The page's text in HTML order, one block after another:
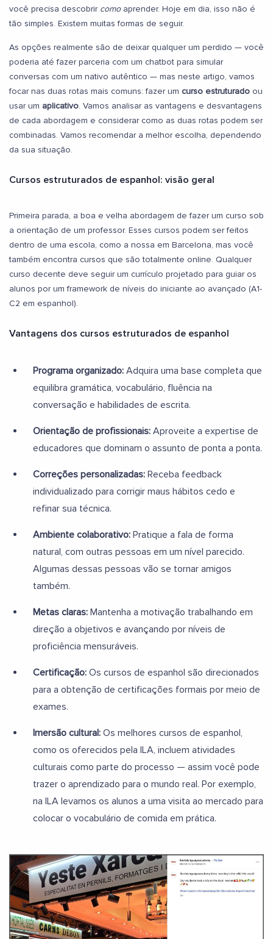
você precisa descobrir como aprender. Hoje em dia, isso não é
tão simples. Existem muitas formas de seguir.
As opções realmente são de deixar qualquer um perdido — você
poderia até fazer parceria com um chatbot para simular
conversas com um nativo autêntico — mas neste artigo, vamos
focar nas duas rotas mais comuns: fazer um curso estruturado ou
usar um aplicativo. Vamos analisar as vantagens e desvantagens
de cada abordagem e considerar como as duas rotas podem ser
combinadas. Vamos recomendar a melhor escolha, dependendo
da sua situação.
Cursos estruturados de espanhol: visão geral
Primeira parada, a boa e velha abordagem de fazer um curso sob
a orientação de um professor. Esses cursos podem ser feitos
dentro de uma escola, como a nossa em Barcelona, mas você
também encontra cursos que são totalmente online. Qualquer
curso decente deve seguir um currículo projetado para guiar os
alunos por um framework de níveis do iniciante ao avançado (A1-
C2 em espanhol).
Vantagens dos cursos estruturados de espanhol
Programa organizado: Adquira uma base completa que
equilibra gramática, vocabulário, fluência na
conversação e habilidades de escrita.
Orientação de profissionais: Aproveite a expertise de
educadores que dominam o assunto de ponta a ponta.
Correções personalizadas: Receba feedback
individualizado para corrigir maus hábitos cedo e
refinar sua técnica.
Ambiente colaborativo: Pratique a fala de forma
natural, com outras pessoas em um nível parecido.
Algumas dessas pessoas vão se tornar amigos
também.
Metas claras: Mantenha a motivação trabalhando em
direção a objetivos e avançando por níveis de
proficiência mensuráveis.
Certificação: Os cursos de espanhol são direcionados
para a obtenção de certificações formais por meio de
exames.
Imersão cultural: Os melhores cursos de espanhol,
como os oferecidos pela ILA, incluem atividades
culturais como parte do processo — assim você pode
trazer o aprendizado para o mundo real. Por exemplo,
na ILA levamos os alunos a uma visita ao mercado para
colocar o vocabulário de comida em prática.